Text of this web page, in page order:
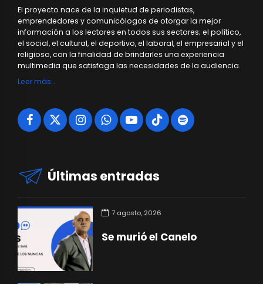
El proyecto nace de la inquietud de periodistas,
emprendedores y comunicólogos de otorgar la mejor
información a los lectores en todos sus sectores; el político,
el social, el cultural, el deportivo, el laboral, el empresarial y el
religioso, con la finalidad de brindarles una experiencia
multimedia que satisfaga las necesidades de la audiencia.
Leer más…
Últimas entradas
7 agosto, 2026
Se murió el Canelo